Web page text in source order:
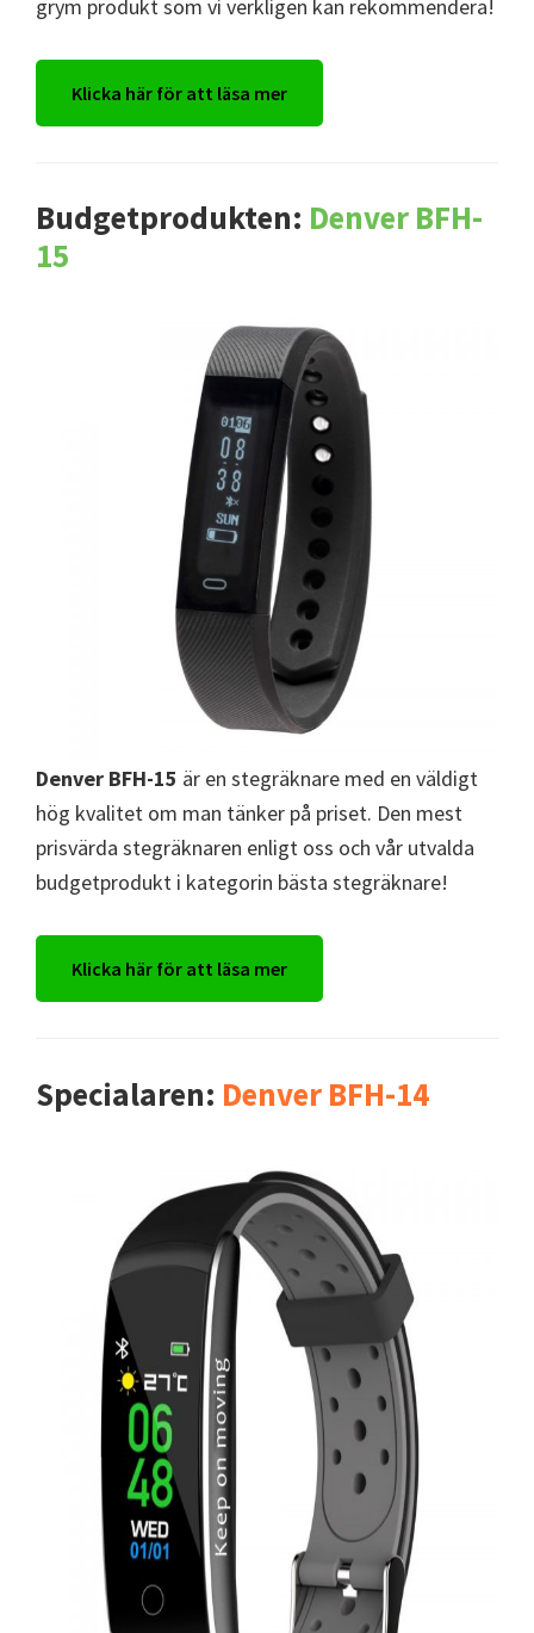
grym produkt som vi verkligen kan rekommendera!
Klicka här för att läsa mer
Budgetprodukten: Denver BFH-
15
Denver BFH-15 är en stegräknare med en väldigt
hög kvalitet om man tänker på priset. Den mest
prisvärda stegräknaren enligt oss och vår utvalda
budgetprodukt i kategorin bästa stegräknare!
Klicka här för att läsa mer
Specialaren: Denver BFH-14